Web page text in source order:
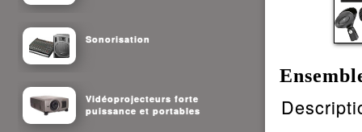
Sonorisation
Vidéoprojecteurs forte
puissance et portables